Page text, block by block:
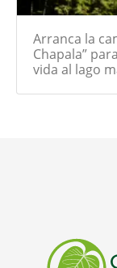
Arranca la
Chapala”
vida al lago